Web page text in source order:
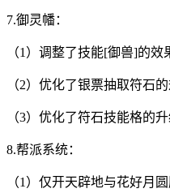
7.御灵幡：
（1）调整了技能[御兽]的效
（2）优化了银票抽取符石
（3）优化了符石技能格的
8.帮派系统：
（1）仅开天辟地与花好月